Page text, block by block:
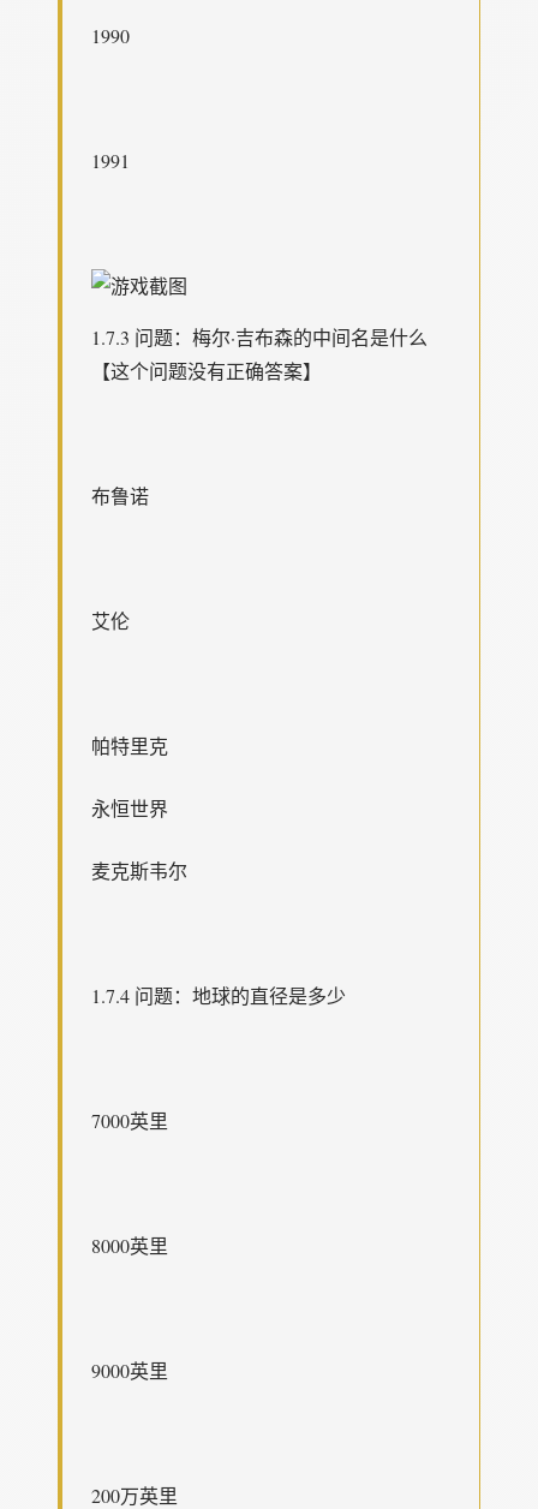
1990
1991
1.7.3 问题：梅尔·吉布森的中间名是什么
【这个问题没有正确答案】
布鲁诺
艾伦
帕特里克
永恒世界
麦克斯韦尔
1.7.4 问题：地球的直径是多少
7000英里
8000英里
9000英里
200万英里